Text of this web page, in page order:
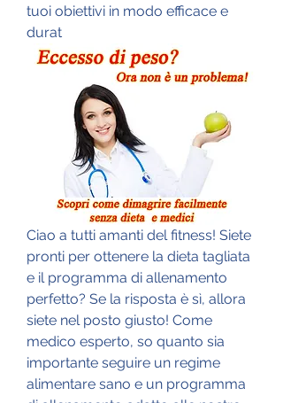
tuoi obiettivi in modo efficace e
durat
Ciao a tutti amanti del fitness! Siete
pronti per ottenere la dieta tagliata
e il programma di allenamento
perfetto? Se la risposta è sì, allora
siete nel posto giusto! Come
medico esperto, so quanto sia
importante seguire un regime
alimentare sano e un programma